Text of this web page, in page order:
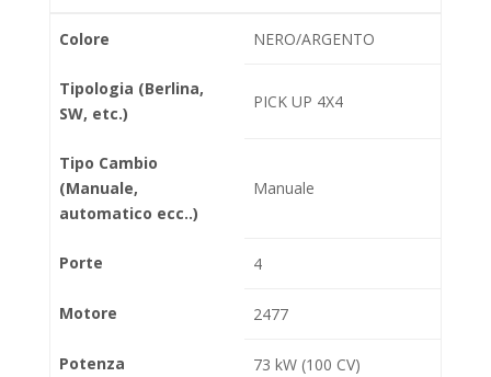
Colore NERO/ARGENTO
Tipologia (Berlina,
SW, etc.)
PICK UP 4X4
Tipo Cambio
(Manuale,
automatico ecc..)
Manuale
Porte 4
Motore 2477
Potenza 73 kW (100 CV)